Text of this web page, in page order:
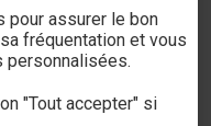
pour assurer le bon
fréquentation et vous
"Tout accepter" si